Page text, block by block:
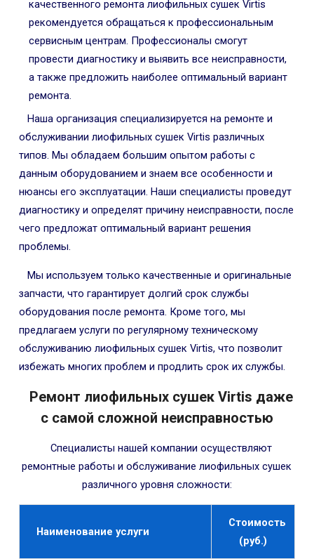
качественного ремонта лиофильных сушек Virtis
рекомендуется обращаться к профессиональным
сервисным центрам. Профессионалы смогут
провести диагностику и выявить все неисправности,
а также предложить наиболее оптимальный вариант
ремонта.
Наша организация специализируется на ремонте и
обслуживании лиофильных сушек Virtis различных
типов. Мы обладаем большим опытом работы с
данным оборудованием и знаем все особенности и
нюансы его эксплуатации. Наши специалисты проведут
диагностику и определят причину неисправности, после
чего предложат оптимальный вариант решения
проблемы.
Мы используем только качественные и оригинальные
запчасти, что гарантирует долгий срок службы
оборудования после ремонта. Кроме того, мы
предлагаем услуги по регулярному техническому
обслуживанию лиофильных сушек Virtis, что позволит
избежать многих проблем и продлить срок их службы.
Ремонт лиофильных сушек Virtis даже
с самой сложной неисправностью
Специалисты нашей компании осуществляют
ремонтные работы и обслуживание лиофильных сушек
различного уровня сложности:
Наименование услуги
Стоимость
(руб.)